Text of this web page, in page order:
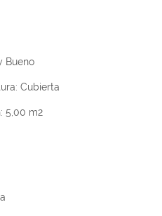
Bueno
Cubierta
5,00 m2